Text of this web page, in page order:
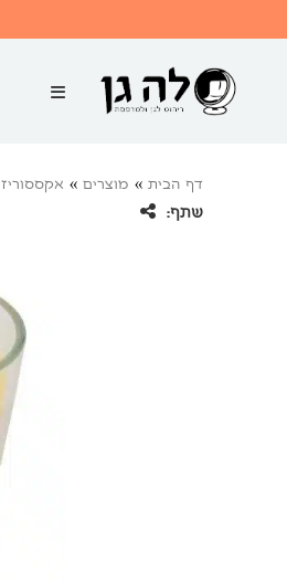
דף הבית » מוצרים » אקססוריז
שתף: